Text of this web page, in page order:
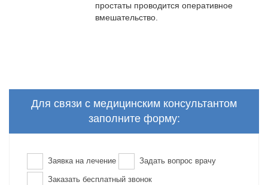
простаты проводится оперативное
вмешательство.
Для связи с медицинским консультантом
заполните форму:
Заявка на лечение Задать вопрос врачу
Заказать бесплатный звонок